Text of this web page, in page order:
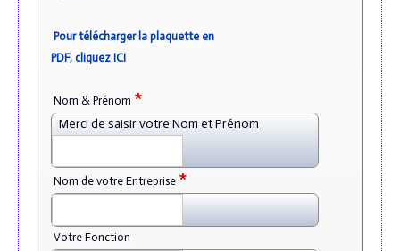
Pour télécharger la plaquette en
PDF, cliquez ICI
Nom & Prénom *
Merci de saisir votre Nom et Prénom
Nom de votre Entreprise *
Votre Fonction